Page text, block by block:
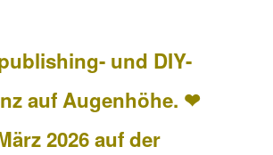
und DIY-
auf Augenhöhe. ❤
2026 auf der